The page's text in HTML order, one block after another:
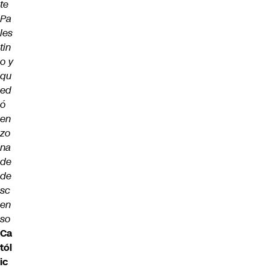
te
Pa
les
tin
o y
qu
ed
ó
en
zo
na
de
de
sc
en
so
Ca
tól
ic